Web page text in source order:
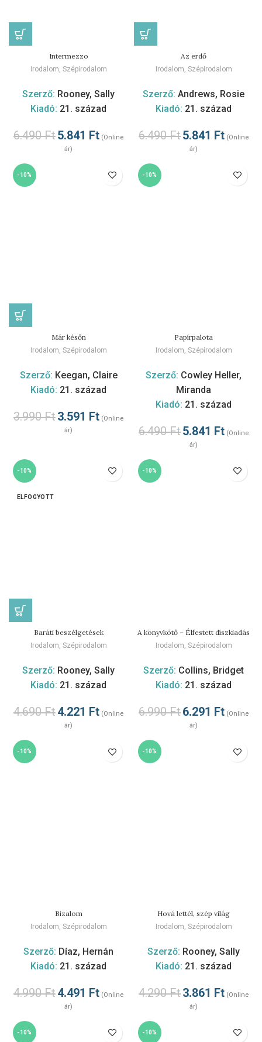
Intermezzo
Irodalom, Szépirodalom
Szerző: Rooney, Sally
Kiadó: 21. század
6.490Ft5.841 Ft (Online
ár)
Az erdő
Irodalom, Szépirodalom
Szerző: Andrews, Rosie
Kiadó: 21. század
6.490Ft5.841 Ft (Online
ár)
-10%
Már későn
Irodalom Szépirodalom
Szerző: Keegan, Claire
Kiadó: 21. század
3.990Ft3.591 Ft (Online
ár)
-10%
Papírpalota
Irodalom Szépirodalom
Szerző: Cowley Heller,
Miranda
Kiadó: 21. század
6.490Ft5.841 Ft (Online
ár)
-10%
ELFOGYOTT
Baráti beszélgetések
Irodalom, Szépirodalom
Szerző: Rooney, Sally
Kiadó: 21. század
4.690Ft4.221 Ft (Online
ár)
-10%
A könyvkötő – Élfestett díszkiadás
Irodalom, Szépirodalom
Szerző: Collins, Bridget
Kiadó: 21. század
6.990Ft6.291 Ft (Online
ár)
-10%
Bizalom
Irodalom Szépirodalom
Szerző: Díaz, Hernán
Kiadó: 21. század
4.990Ft4.491 Ft (Online
ár)
-10%
Hová lettél, szép világ
Irodalom Szépirodalom
Szerző: Rooney, Sally
Kiadó: 21. század
4.290Ft3.861 Ft (Online
ár)
-10% -10%